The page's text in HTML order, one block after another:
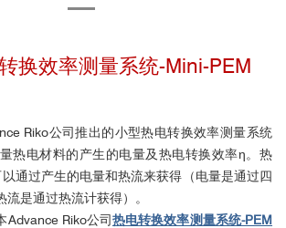
换效率测量系统-Mini-PEM
Riko公司推出的小型热电转换效率测量系统
热电材料的产生的电量及热电转换效率η。热
通过产生的电量和热流来获得（电量是通过四
流是通过热流计获得）。
Advance Riko公司热电转换效率测量系统-PEM